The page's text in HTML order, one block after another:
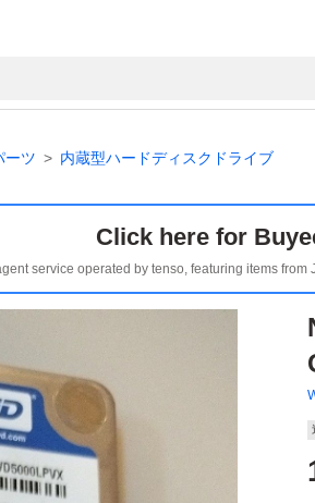
ーツ 内蔵型ハードディスクドライブ
Click here for
service operated by tenso, featuring items